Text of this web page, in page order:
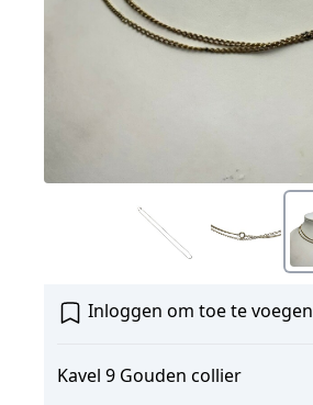
Inloggen om toe te voegen
Kavel 9 Gouden collier